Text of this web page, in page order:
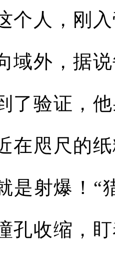
个人，刚
域外，据
了验证，
在咫尺的
是射爆！“
孔收缩，